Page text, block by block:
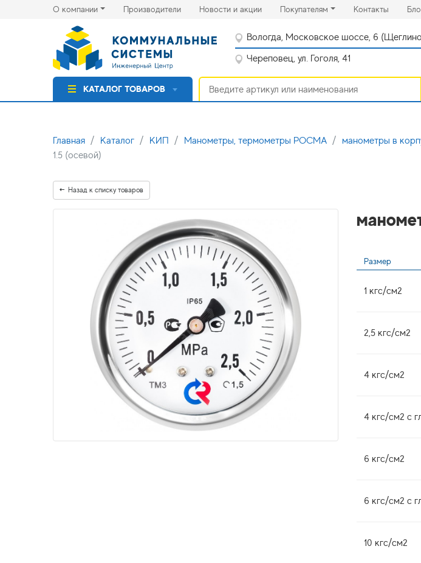
О компании Производители(current)Новости и акции(current)Покупателям Контакты(current)
Вологда, Московское шоссе, 6
Череповец, ул. Гоголя, 41
КАТАЛОГ ТОВАРОВ
Главная Каталог КИП Манометры, термометры РОСМА манометры в
1.5 (осевой)
Назад к списку товаров
Размер
1 кгс/см2
2,5 кгс/см2
4 кгс/см2
4 кгс/см2 с
6 кгс/см2
6 кгс/см2 с
10 кгс/см2